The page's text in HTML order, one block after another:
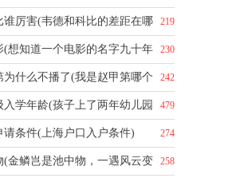
219
谁厉害(韦德和科比的差距在哪
230
(想知道一个电影的名字九十年
242
为什么不播了(我是赵甲第哪个
479
入学年龄(孩子上了两年幼儿园
274
请条件(上海户口入户条件)
258
(金鳞岂是池中物，一遇风云变